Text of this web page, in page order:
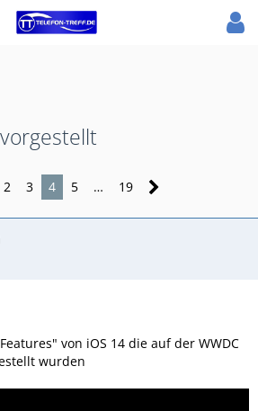
2 3 4 5 … 19
von iOS 14 die auf der WWDC
wurden